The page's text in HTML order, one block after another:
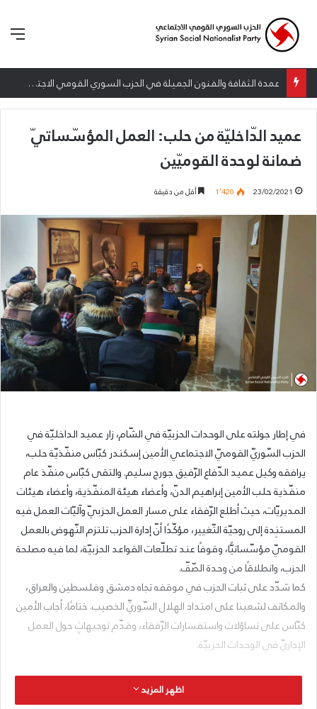
عمدة الثقافة والفنون الجميلة في الحزب السوري القومي الاجتماعي تعلن نتائج الدورة الخامسة من جائزة أنطون سعاده الأدبية
عميد الدّاخليّة من حلب: العمل المؤسّساتيّ
ضمانة لوحدة القوميّين
23/02/2021 1٬420 أقل من دقيقة
في إطار جولته على الوحدات الحزبيّة في الشّام، زار عميد الداخليّة في
الحزب السّوريّ القوميّ الاجتماعي الأمين إسكندر كبّاس منفّذيّة حلب،
يرافقه وكيل عميد الدّفاع الرّفيق جورج سليم. والتقى كبّاس منفّذ عام
منفّذية حلب الأمين إبراهيم الدنّ، وأعضاء هيئة المنفّذية، وأعضاء هيئات
المديريّات، حيث أطلع الرّفقاء على مسار العمل الحزبيّ وآليّات العمل فيه
المستنِدة إلى روحيّة التّغيير، مؤكّدًا أنّ إدارة الحزب تلتزم النّهوض بالعمل
القوميّ مؤسّساتيًّا، وقوفًا عند تطلّعات القواعد الحزبيّة، لما فيه مصلحة
الحزب، وانطلاقًا من وحدة الصّفّ.
كما شدّد على ثبات الحزب في موقفه تجاه دمشق وفلسطين والعراق،
والمكاتف لشعبنا على امتداد الهلال السّوريِّ الخصيب. ختامًا، أجاب الأمين
كبّاس على تساؤلات واستفسارات الرّفقاء، وقدّم توجيهاتٍ حول العمل
الإداريّ في الوحدات الحزبيّة.
اظهر المزيد